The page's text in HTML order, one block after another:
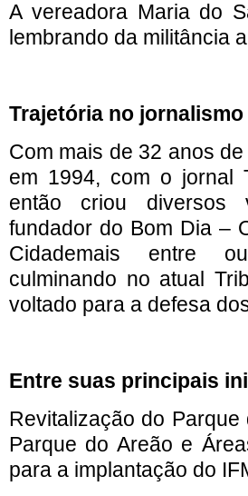
A vereadora Maria do
lembrando da militância
Trajetória no
Com mais de 32 anos
em 1994, com o jornal
então criou diversos
fundador do Bom Dia –
Cidademais entre
culminando no atual
voltado para a defesa
Entre suas principais
Revitalização do
Parque do Areão e
para a implantação do